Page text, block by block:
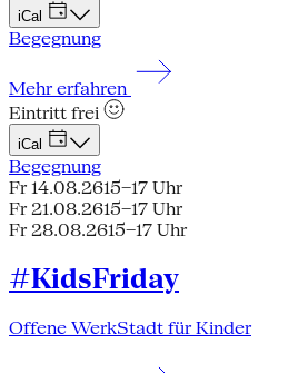
iCal
Begegnung
Mehr erfahren
Eintritt frei
iCal
Begegnung
Fr 14.08.2615–17 Uhr
Fr 21.08.2615–17 Uhr
Fr 28.08.2615–17 Uhr
#KidsFriday
Offene WerkStadt für Kinder